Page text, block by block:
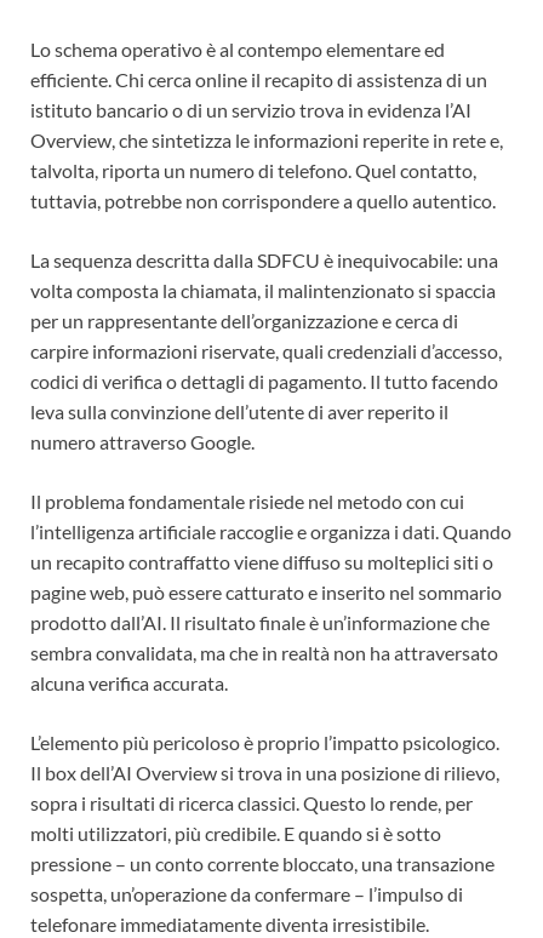
Lo schema operativo è al contempo elementare ed
efficiente. Chi cerca online il recapito di assistenza di un
istituto bancario o di un servizio trova in evidenza l’AI
Overview, che sintetizza le informazioni reperite in rete e,
talvolta, riporta un numero di telefono. Quel contatto,
tuttavia, potrebbe non corrispondere a quello autentico.
La sequenza descritta dalla SDFCU è inequivocabile: una
volta composta la chiamata, il malintenzionato si spaccia
per un rappresentante dell’organizzazione e cerca di
carpire informazioni riservate, quali credenziali d’accesso,
codici di verifica o dettagli di pagamento. Il tutto facendo
leva sulla convinzione dell’utente di aver reperito il
numero attraverso Google.
Il problema fondamentale risiede nel metodo con cui
l’intelligenza artificiale raccoglie e organizza i dati. Quando
un recapito contraffatto viene diffuso su molteplici siti o
pagine web, può essere catturato e inserito nel sommario
prodotto dall’AI. Il risultato finale è un’informazione che
sembra convalidata, ma che in realtà non ha attraversato
alcuna verifica accurata.
L’elemento più pericoloso è proprio l’impatto psicologico.
Il box dell’AI Overview si trova in una posizione di rilievo,
sopra i risultati di ricerca classici. Questo lo rende, per
molti utilizzatori, più credibile. E quando si è sotto
pressione – un conto corrente bloccato, una transazione
sospetta, un’operazione da confermare – l’impulso di
telefonare immediatamente diventa irresistibile.